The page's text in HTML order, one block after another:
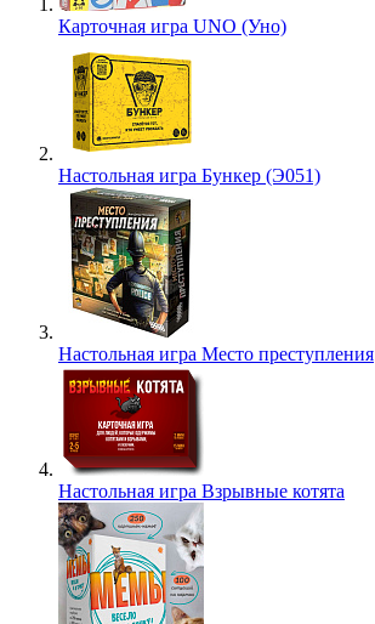
Карточная игра UNO (Уно)
Настольная игра Бункер (Э051)
Настольная игра Место преступления
Настольная игра Взрывные котята